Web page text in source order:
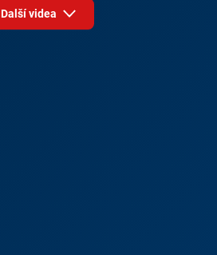
Další videa